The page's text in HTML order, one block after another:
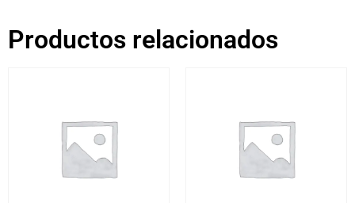
Productos relacionados